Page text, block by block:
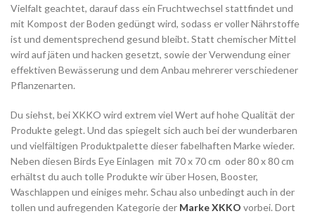
Vielfalt geachtet, darauf dass ein Fruchtwechsel stattfindet und
mit Kompost der Boden gedüngt wird, sodass er voller Nährstoffe
ist und dementsprechend gesund bleibt. Statt chemischer Mittel
wird auf jäten und hacken gesetzt, sowie der Verwendung einer
effektiven Bewässerung und dem Anbau mehrerer verschiedener
Pflanzenarten.
Du siehst, bei XKKO wird extrem viel Wert auf hohe Qualität der
Produkte gelegt. Und das spiegelt sich auch bei der wunderbaren
und vielfältigen Produktpalette dieser fabelhaften Marke wieder.
Neben diesen Birds Eye Einlagen mit 70 x 70 cm oder 80 x 80 cm
erhältst du auch tolle Produkte wir über Hosen, Booster,
Waschlappen und einiges mehr. Schau also unbedingt auch in der
tollen und aufregenden Kategorie der Marke XKKO vorbei. Dort